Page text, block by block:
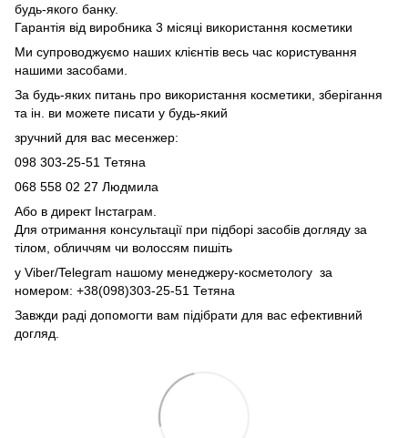
будь-якого банку.
Гарантія від виробника 3 місяці використання косметики
Ми супроводжуємо наших клієнтів весь час користування
нашими засобами.
За будь-яких питань про використання косметики, зберігання
та ін. ви можете писати у будь-який
зручний для вас месенжер:
098 303-25-51 Тетяна
068 558 02 27 Людмила
Або в директ Інстаграм.
Для отримання консультації при підборі засобів догляду за
тілом, обличчям чи волоссям пишіть
у Viber/Telegram нашому менеджеру-косметологу за
номером: +38(098)303-25-51 Тетяна
Завжди раді допомогти вам підібрати для вас ефективний
догляд.